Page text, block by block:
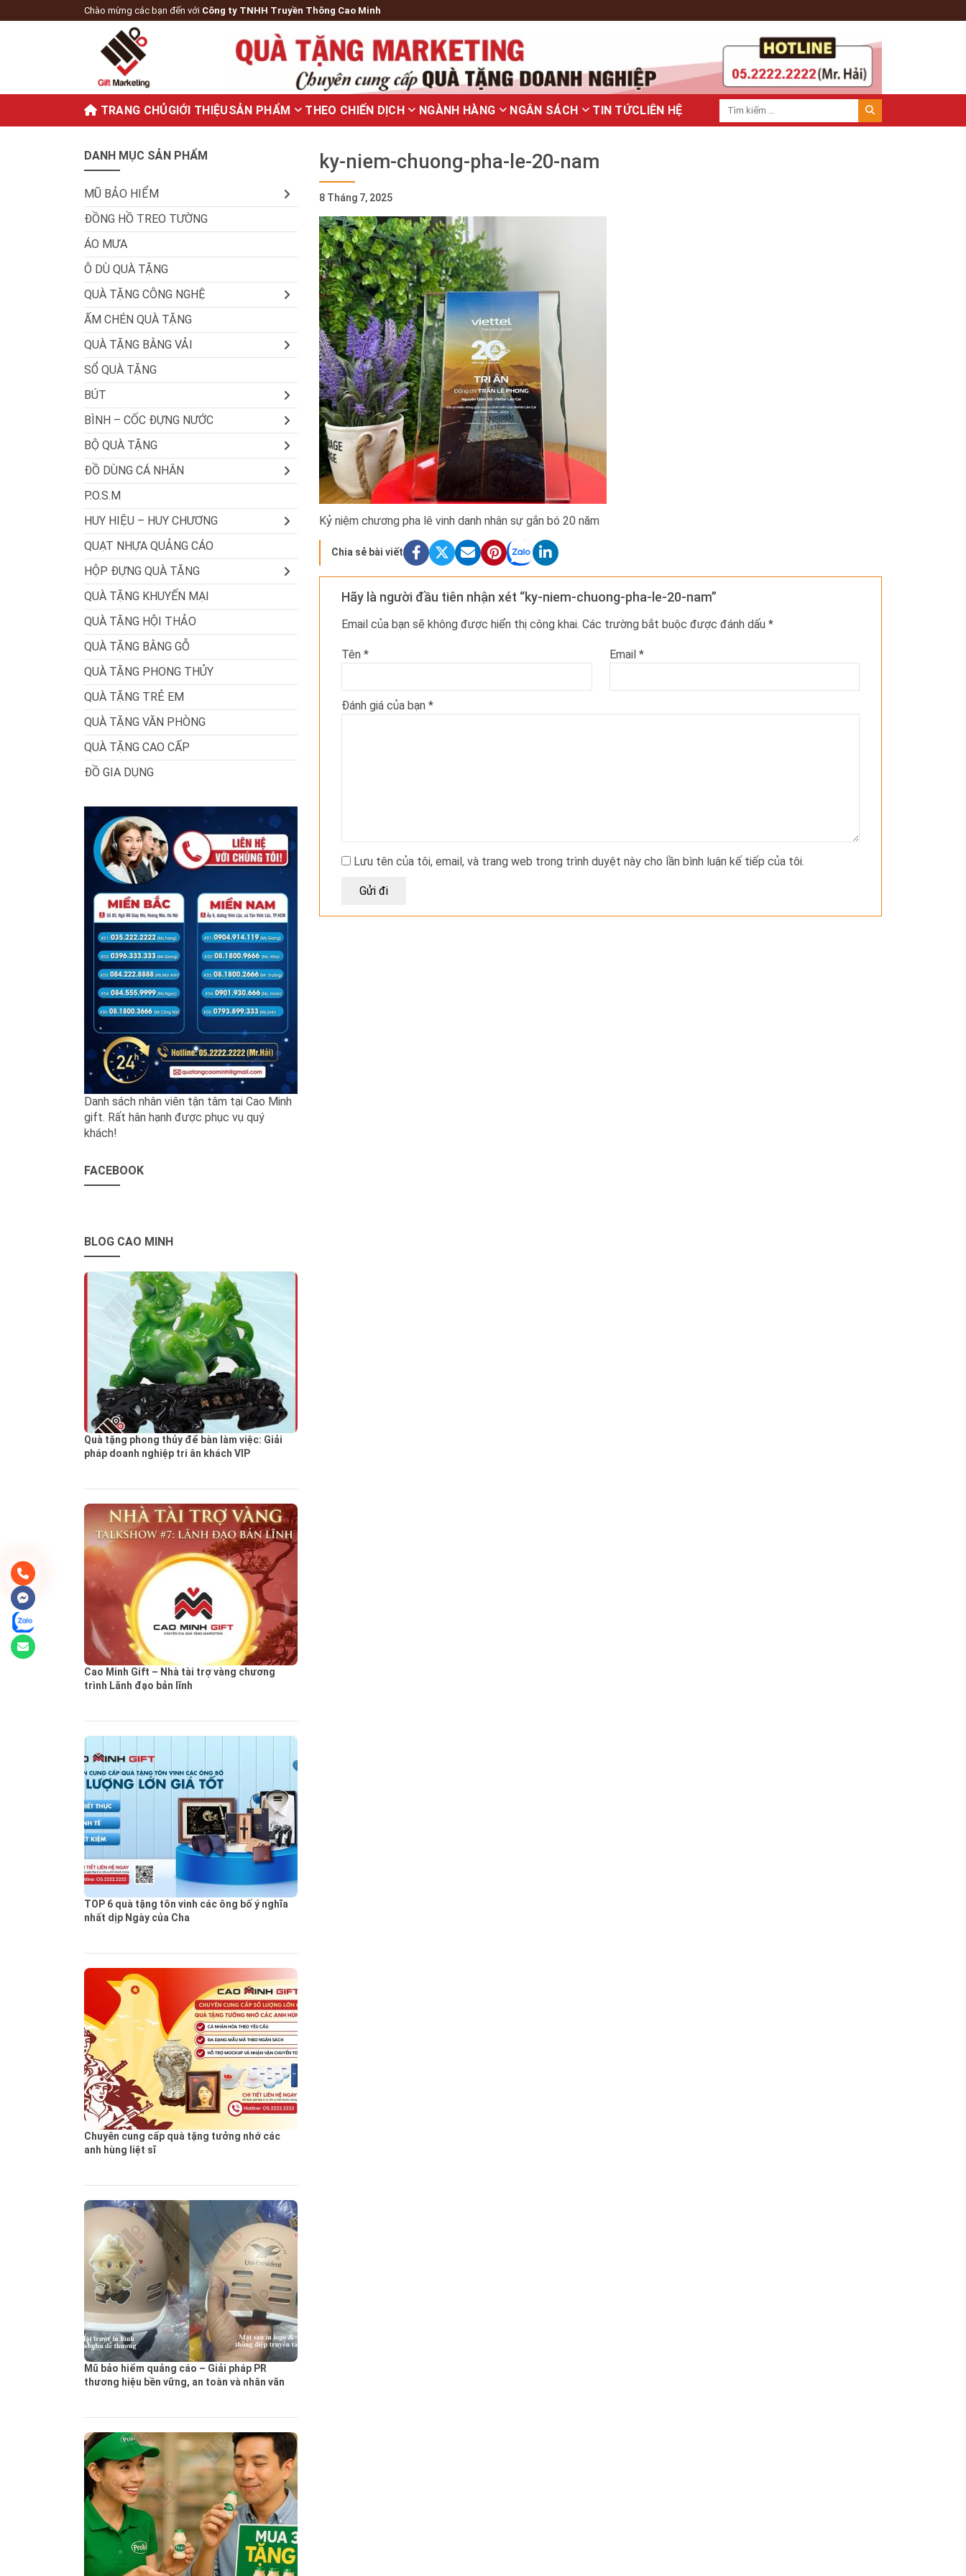
Chào mừng các bạn đến với Công ty TNHH Truyền Thông Cao Minh
TRANG CHỦGIỚI THIỆUSẢN PHẨM THEO CHIẾN DỊCH NGÀNH HÀNG NGÂN SÁCH TIN TỨCLIÊN HỆ
ky-niem-chuong-pha-le-20-nam
8 Tháng 7, 2025
Kỷ niệm chương pha lê vinh danh nhân sự gắn bó 20 năm
Chia sẻ bài viết
Hãy là người đầu tiên nhận xét “ky-niem-chuong-pha-le-20-nam”
Email của bạn sẽ không được hiển thị công khai. Các trường bắt buộc được đánh dấu *
Tên * Email *
Đánh giá của bạn *
Lưu tên của tôi, email, và trang web trong trình duyệt này cho lần bình luận kế tiếp của tôi.
DANH MỤC SẢN PHẨM
MŨ BẢO HIỂM
ĐỒNG HỒ TREO TƯỜNG
ÁO MƯA
Ô DÙ QUÀ TẶNG
QUÀ TẶNG CÔNG NGHỆ
ẤM CHÉN QUÀ TẶNG
QUÀ TẶNG BẰNG VẢI
SỔ QUÀ TẶNG
BÚT
BÌNH – CỐC ĐỰNG NƯỚC
BỘ QUÀ TẶNG
ĐỒ DÙNG CÁ NHÂN
P.O.S.M
HUY HIỆU – HUY CHƯƠNG
QUẠT NHỰA QUẢNG CÁO
HỘP ĐỰNG QUÀ TẶNG
QUÀ TẶNG KHUYẾN MẠI
QUÀ TẶNG HỘI THẢO
QUÀ TẶNG BẰNG GỖ
QUÀ TẶNG PHONG THỦY
QUÀ TẶNG TRẺ EM
QUÀ TẶNG VĂN PHÒNG
QUÀ TẶNG CAO CẤP
ĐỒ GIA DỤNG
Danh sách nhân viên tận tâm tại Cao Minh
gift. Rất hân hạnh được phục vụ quý
khách!
FACEBOOK
BLOG CAO MINH
Quà tặng phong thủy để bàn làm việc: Giải
pháp doanh nghiệp tri ân khách VIP
Cao Minh Gift – Nhà tài trợ vàng chương
trình Lãnh đạo bản lĩnh
TOP 6 quà tặng tôn vinh các ông bố ý nghĩa
nhất dịp Ngày của Cha
Chuyên cung cấp quà tặng tưởng nhớ các
anh hùng liệt sĩ
Mũ bảo hiểm quảng cáo – Giải pháp PR
thương hiệu bền vững, an toàn và nhân văn